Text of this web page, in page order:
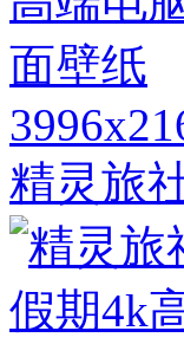
精灵旅